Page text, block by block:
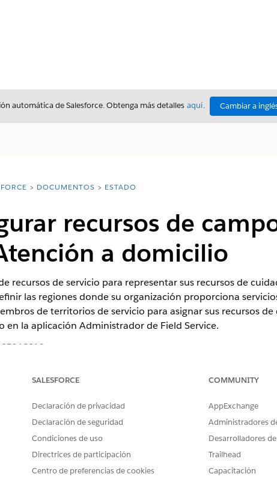
automática de Salesforce. Obtenga más detalles aquí. Cambiar a
DOCUMENTOS ESTADO
recursos de
a domicilio
recursos de servicio para representar sus recursos de
las regiones donde su organización proporciona
de territorios de servicio para asignar sus recursos
en la aplicación Administrador de Field Service.
Enterprise Editiony con Health Cloud y la
de servicio para Atención a domicilio
de recurso de servicio para cada recurso de cuidados en el
de visitas.
de territorios de servicio para representar las regiones donde su
los horarios laborales para cada territorio de servicio.
SALESFORCE
Declaración de privacidad
Declaración de seguridad
Condiciones de uso
Directrices de participación
Centro de preferencias de cookies
COMMUNITY
AppExchange
Administradores
Desarrolladores
Trailhead
Capacitación